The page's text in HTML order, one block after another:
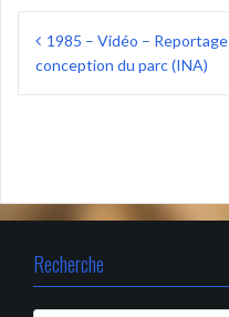
Navigation
de 1985 – Vidéo – Reportage
conception du parc (INA)
Recherche